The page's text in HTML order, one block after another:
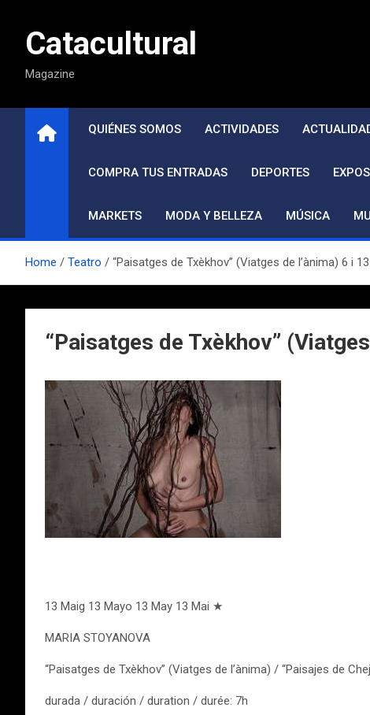
contenidoCatacultural
Magazine
QUIÉNES SOMOS ACTIVIDADES
COMPRA TUS ENTRADAS DEPORTES
MARKETS MODA Y BELLEZA MÚSICA
Home Teatro “Paisatges de Txèkhov” (Viatges de l’ànima) 6 i
“Paisatges de Txèkhov”
13 Maig 13 Mayo 13 May 13 Mai ★
MARIA STOYANOVA
“Paisatges de Txèkhov” (Viatges de l’ànima) / “Paisajes de
durada / duración / duration / durée: 7h